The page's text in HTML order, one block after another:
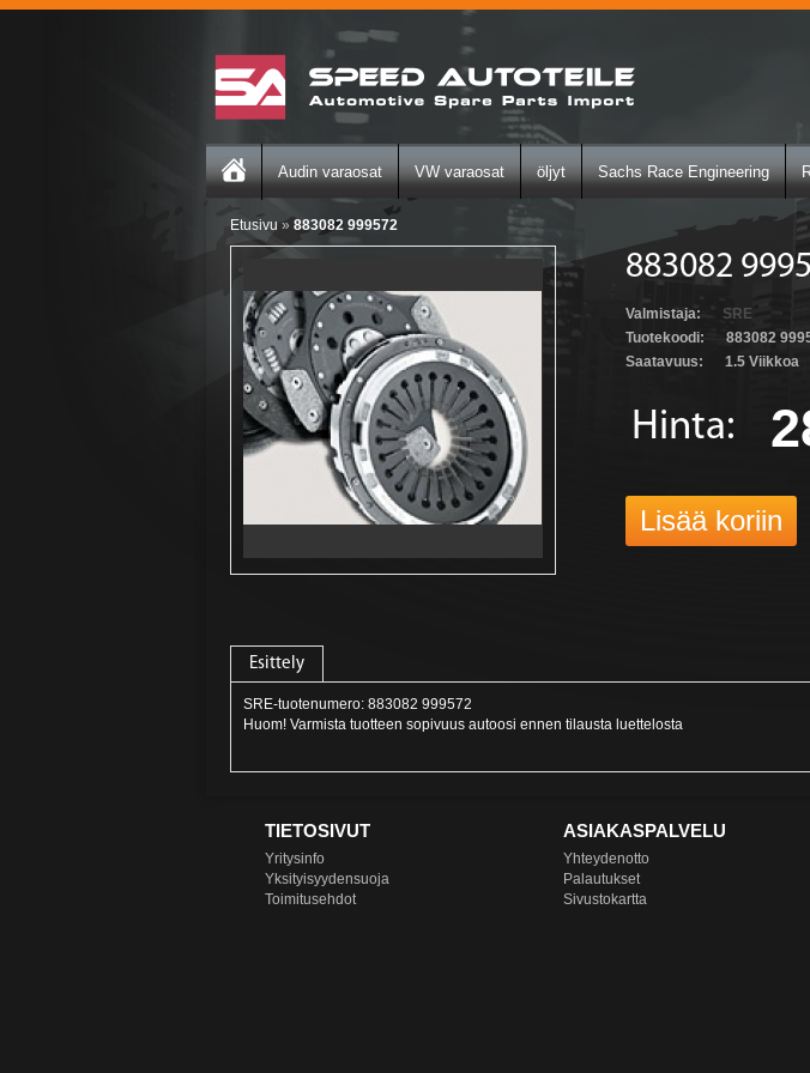
Audin varaosat VW varaosat öljyt Sachs Race Engineering
Etusivu » 883082 999572
883082
Valmistaja:
SRE
Tuotekoodi:
883082
Saatavuus:
1.5 Viikkoa
Hinta:
Esittely
SRE-tuotenumero: 883082 999572
Huom! Varmista tuotteen sopivuus autoosi ennen tilausta luettelosta
TIETOSIVUT
Yritysinfo
Yksityisyydensuoja
Toimitusehdot
ASIAKASPALVELU
Yhteydenotto
Palautukset
Sivustokartta